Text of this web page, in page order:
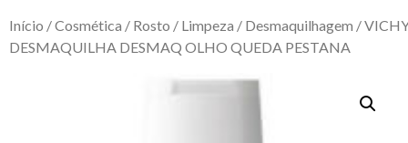
Início /Cosmética / Rosto / Limpeza / Desmaquilhagem /
DESMAQUILHA DESMAQ OLHO QUEDA PESTANA